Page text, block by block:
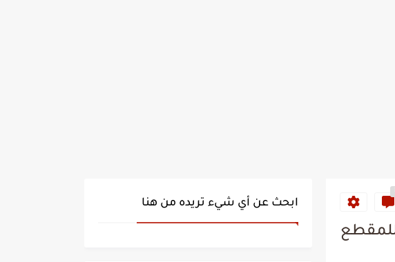
ابحث عن أي شيء تريده من هنا